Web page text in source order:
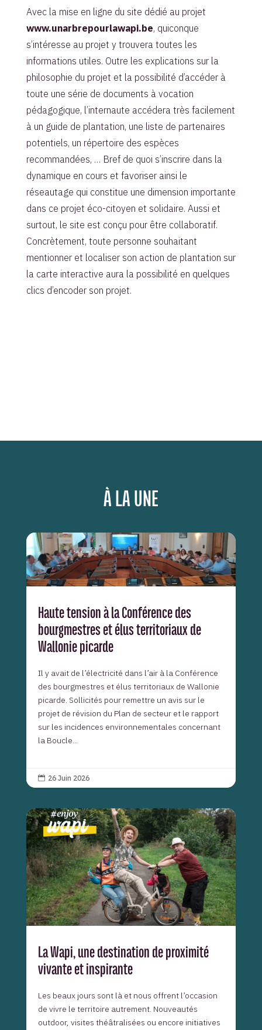
Avec la mise en ligne du site dédié au projet
www.unarbrepourlawapi.be, quiconque
s’intéresse au projet y trouvera toutes les
informations utiles. Outre les explications sur la
philosophie du projet et la possibilité d’accéder à
toute une série de documents à vocation
pédagogique, l’internaute accédera très facilement
à un guide de plantation, une liste de partenaires
potentiels, un répertoire des espèces
recommandées, … Bref de quoi s’inscrire dans la
dynamique en cours et favoriser ainsi le
réseautage qui constitue une dimension importante
dans ce projet éco-citoyen et solidaire. Aussi et
surtout, le site est conçu pour être collaboratif.
Concrètement, toute personne souhaitant
mentionner et localiser son action de plantation sur
la carte interactive aura la possibilité en quelques
clics d’encoder son projet.
À LA UNE
Haute tension à la Conférence des
bourgmestres et élus territoriaux de
Wallonie picarde
Il y avait de l’électricité dans l’air à la Conférence
des bourgmestres et élus territoriaux de Wallonie
picarde. Sollicités pour remettre un avis sur le
projet de révision du Plan de secteur et le rapport
sur les incidences environnementales concernant
la Boucle...
 26 Juin 2026
La Wapi, une destination de proximité
vivante et inspirante
Les beaux jours sont là et nous offrent l’occasion
de vivre le territoire autrement. Nouveautés
outdoor, visites théâtralisées ou encore initiatives